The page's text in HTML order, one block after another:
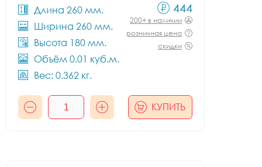
Длина 260 мм.
Ширина 260 мм.
Высота 180 мм.
Объём 0.01 куб.м.
Вес: 0.362 кг.
444
200+ в наличии
розничная цена
скидки
КУПИТЬ